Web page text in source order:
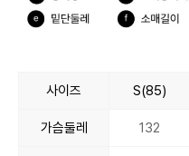
사이즈 S(85)
가슴둘레 132